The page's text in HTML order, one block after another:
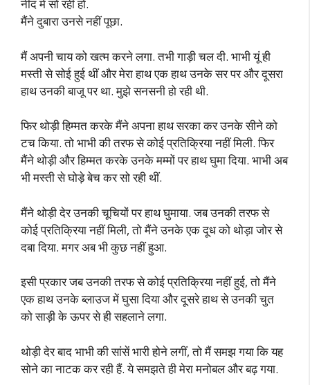
नींद में सो रही हों.
मैंने दुबारा उनसे नहीं पूछा.
मैं अपनी चाय को खत्म करने लगा. तभी गाड़ी चल दी. भाभी यूं ही
मस्ती से सोई हुई थीं और मेरा हाथ एक हाथ उनके सर पर और दूसरा
हाथ उनकी बाजू पर था. मुझे सनसनी हो रही थी.
फिर थोड़ी हिम्मत करके मैंने अपना हाथ सरका कर उनके सीने को
टच किया. तो भाभी की तरफ से कोई प्रतिक्रिया नहीं मिली. फिर
मैंने थोड़ी और हिम्मत करके उनके मम्मों पर हाथ घुमा दिया. भाभी अब
भी मस्ती से घोड़े बेच कर सो रही थीं.
मैंने थोड़ी देर उनकी चूचियों पर हाथ घुमाया. जब उनकी तरफ से
कोई प्रतिक्रिया नहीं मिली, तो मैंने उनके एक दूध को थोड़ा जोर से
दबा दिया. मगर अब भी कुछ नहीं हुआ.
इसी प्रकार जब उनकी तरफ से कोई प्रतिक्रिया नहीं हुई, तो मैंने
एक हाथ उनके ब्लाउज में घुसा दिया और दूसरे हाथ से उनकी चुत
को साड़ी के ऊपर से ही सहलाने लगा.
थोड़ी देर बाद भाभी की सांसें भारी होने लगीं, तो मैं समझ गया कि यह
सोने का नाटक कर रही हैं. ये समझते ही मेरा मनोबल और बढ़ गया.